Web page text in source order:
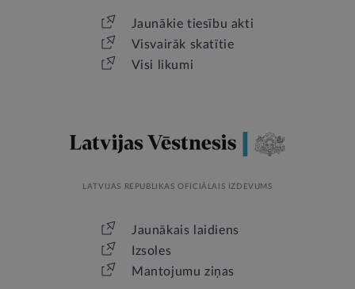
Jaunākie tiesību akti
Visvairāk skatītie
Visi likumi
LATVIJAS REPUBLIKAS OFICIĀLAIS IZDEVUMS
Jaunākais laidiens
Izsoles
Mantojumu ziņas